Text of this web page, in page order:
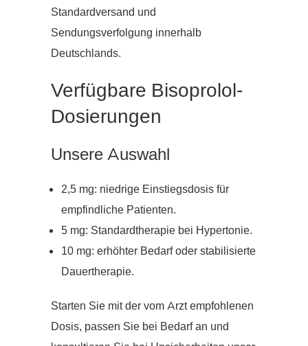
Standardversand und
Sendungsverfolgung innerhalb
Deutschlands.
Verfügbare Bisoprolol-
Dosierungen
Unsere Auswahl
2,5 mg: niedrige Einstiegsdosis für
empfindliche Patienten.
5 mg: Standardtherapie bei Hypertonie.
10 mg: erhöhter Bedarf oder stabilisierte
Dauertherapie.
Starten Sie mit der vom Arzt empfohlenen
Dosis, passen Sie bei Bedarf an und